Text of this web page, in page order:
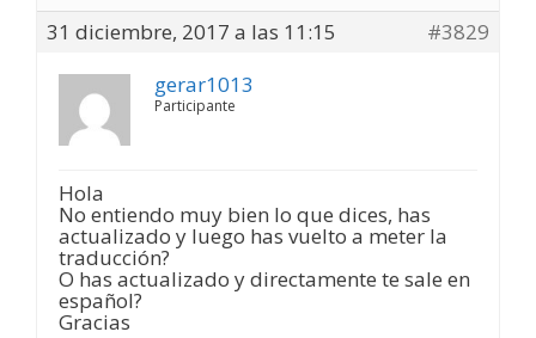
31 diciembre, 2017 a las 11:15
#3829
gerar1013
Participante
Hola
No entiendo muy bien lo que dices, has
actualizado y luego has vuelto a meter la
traducción?
O has actualizado y directamente te sale en
español?
Gracias